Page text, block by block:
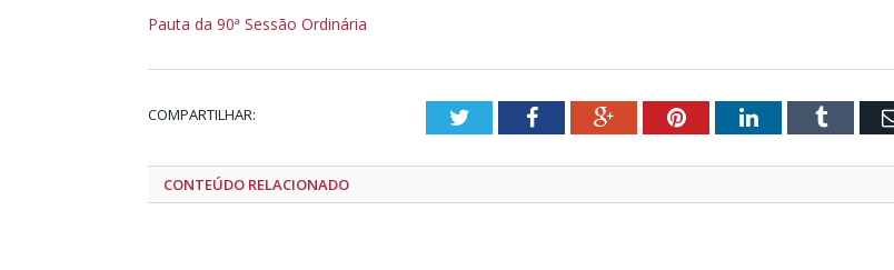
Pauta da 90ª Sessão Ordinária
COMPARTILHAR: TwitterFacebookGoogle+PinterestLinkedInTumblr
CONTEÚDO RELACIONADO